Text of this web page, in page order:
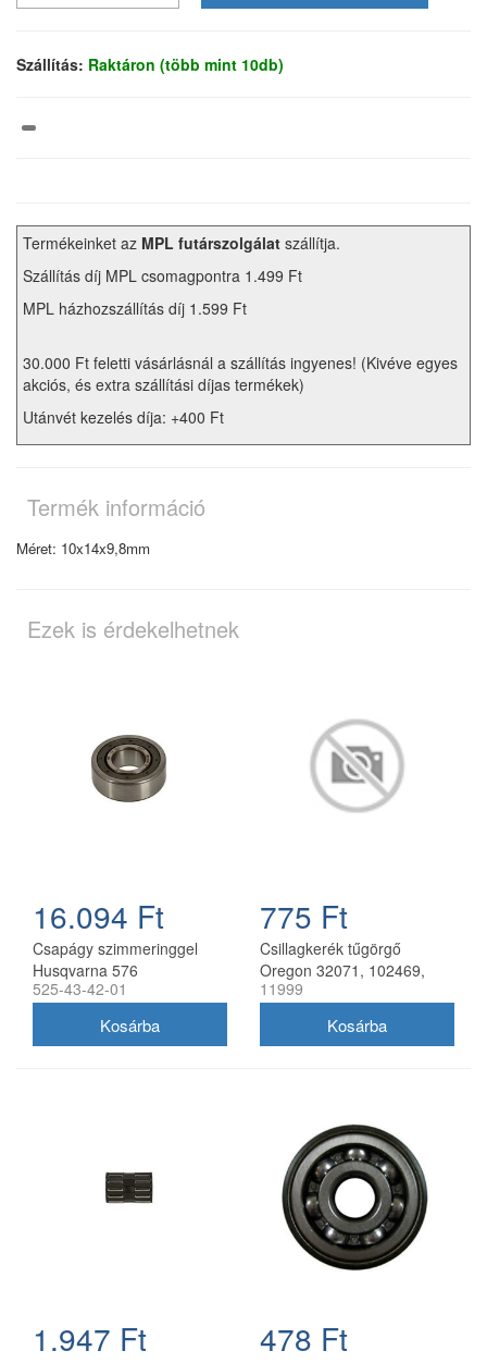
Szállítás: Raktáron (több mint 10db)
Termékeinket az MPL futárszolgálat szállítja.
Szállítás díj MPL csomagpontra 1.499 Ft
MPL házhozszállítás díj 1.599 Ft
30.000 Ft feletti vásárlásnál a szállítás ingyenes! (Kivéve egyes
akciós, és extra szállítási díjas termékek)
Utánvét kezelés díja: +400 Ft
Termék információ
Méret: 10x14x9,8mm
Ezek is érdekelhetnek
16.094 Ft
Csapágy szimmeringgel
Husqvarna 576
láncfűrészhez 35x14,5x12
525-43-42-01
775 Ft
Csillagkerék tűgörgő
Oregon 32071, 102469,
32057,
11999
1.947 Ft 478 Ft